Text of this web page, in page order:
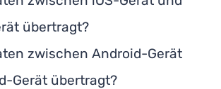
übertragt?
zwischen Android-Gerät
Gerät übertragt?